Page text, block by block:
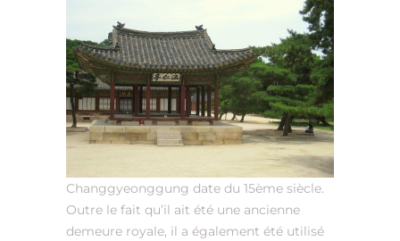
Changgyeonggung date du 15ème siècle.
Outre le fait qu’il ait été une ancienne
demeure royale, il a également été utilisé